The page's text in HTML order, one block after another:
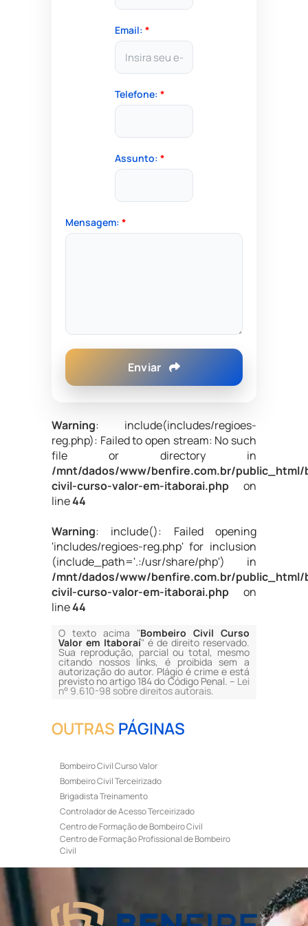
Email: *
Telefone: *
Assunto: *
Mensagem: *
Enviar
Warning: include(includes/regioes-
reg.php): Failed to open stream: No such
file or directory in
/mnt/dados/www/benfire.com.br/public_html/
civil-curso-valor-em-itaborai.phpon
line44
Warning: include(): Failed opening
'includes/regioes-reg.php' for inclusion
(include_path='.:/usr/share/php') in
/mnt/dados/www/benfire.com.br/public_html/
civil-curso-valor-em-itaborai.phpon
line44
O texto acima "Bombeiro Civil Curso
Valor em Itaboraí" é de direito reservado.
Sua reprodução, parcial ou total, mesmo
citando nossos links, é proibida sem a
autorização do autor. Plágio é crime e está
previsto no artigo 184 do Código Penal. – Lei
n° 9.610-98 sobre direitos autorais.
OUTRAS PÁGINAS
Bombeiro Civil Curso Valor
Bombeiro Civil Terceirizado
Brigadista Treinamento
Controlador de Acesso Terceirizado
Centro de Formação de Bombeiro Civil
Centro de Formação Profissional de Bombeiro
Civil
Curso de Bombeiro Civil
Curso de Bombeiro Civil Preço
Curso de Bombeiro Civil Primeiros Socorros
Curso de Bombeiro Civil Profissional